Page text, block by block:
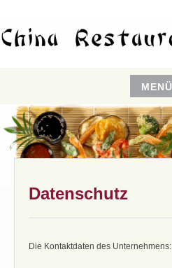
springen
MENÜ
Zum
Inhalt
springen
Datenschutz
Die Kontaktdaten des Unternehmens: